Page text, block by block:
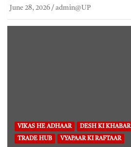
June 28, 2026 admin@UP
VIKAS HE ADHAAR DESH KI KHABAR
TRADE HUB VYAPAAR KI RAFTAAR